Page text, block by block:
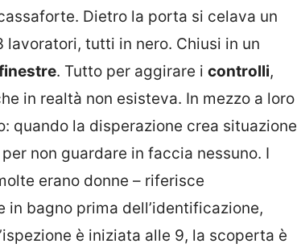
Dietro la porta si celava un
tutti in nero. Chiusi in un
. Tutto per aggirare i controlli,
in realtà non esisteva. In mezzo a loro
quando la disperazione crea situazione
non guardare in faccia nessuno. I
erano donne – riferisce
in bagno prima dell’identificazione,
è iniziata alle 9, la scoperta è